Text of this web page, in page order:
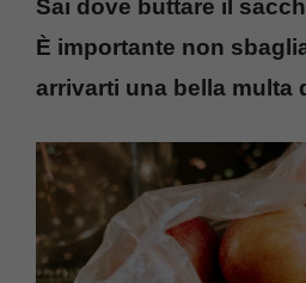
Sai dove buttare il
È importante non
arrivarti una bella multa